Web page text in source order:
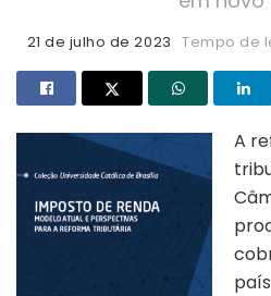
21 de julho de 2023 Tempo de
A